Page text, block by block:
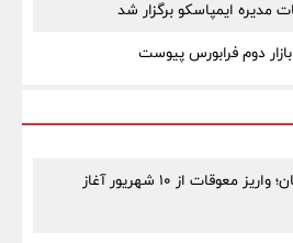
مدیره ایمپاسکو برگزار شد
دوم فرابورس پیوست
خبر مهم برای بازنشستگان؛ واریز معوقات از ۱۰ شهریور آغاز